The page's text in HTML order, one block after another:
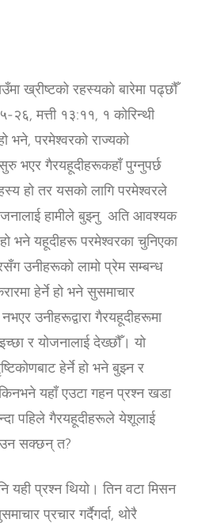
ख्रीष्टको रहस्यको बारेमा पढ्छौँ
२६, मत्ती १३:११, १ कोरिन्थी
भने, परमेश्‍वरको राज्यको
भएर गैरयहूदीहरूकहाँ पुग्नुपर्छ
हो तर यसको लागि परमेश्‍वरले
हामीले बुझ्‍नु अति आवश्यक
भने यहूदीहरू परमेश्‍वरका चुनिएका
उनीहरूको लामो प्रेम सम्बन्ध
हेर्ने हो भने सुसमाचार
उनीहरूद्वारा गैरयहूदीहरूमा
र योजनालाई देख्छौँ। यो
हेर्ने हो भने बुझ्न र
किनभने यहाँ एउटा गहन प्रश्‍न खडा
पहिले गैरयहूदीहरूले येशूलाई
सक्छन् त?
यही प्रश्‍न थियो। तिन वटा मिसन
प्रचार गर्दैगर्दा, थोरै